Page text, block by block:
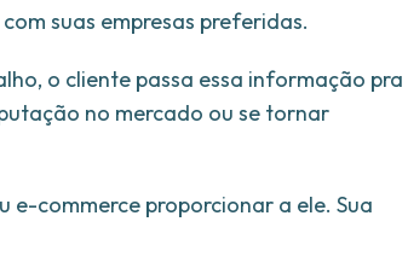
suas empresas preferidas.
o cliente passa essa informação pra
no mercado ou se tornar
e-commerce proporcionar a ele. Sua